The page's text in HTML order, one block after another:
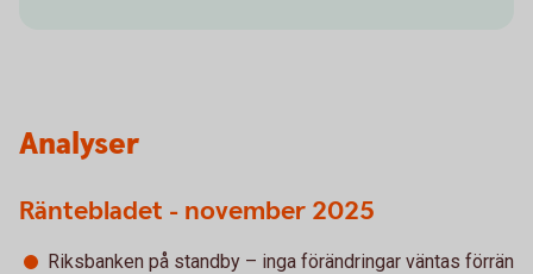
Analyser
Räntebladet - november 2025
Riksbanken på standby – inga förändringar väntas förrän